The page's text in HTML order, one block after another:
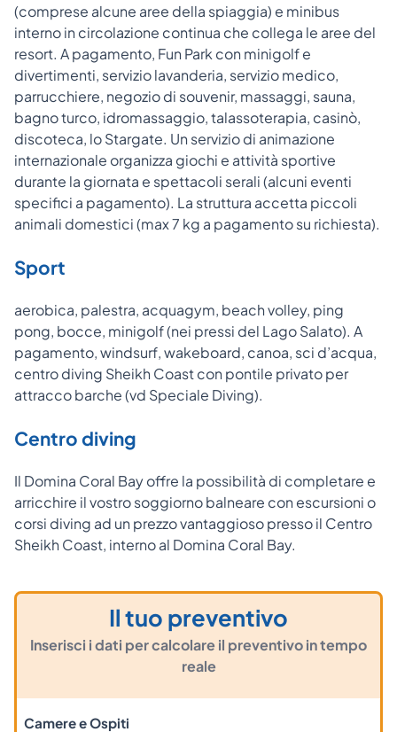
(comprese alcune aree della spiaggia) e minibus
interno in circolazione continua che collega le aree del
resort. A pagamento, Fun Park con minigolf e
divertimenti, servizio lavanderia, servizio medico,
parrucchiere, negozio di souvenir, massaggi, sauna,
bagno turco, idromassaggio, talassoterapia, casinò,
discoteca, lo Stargate. Un servizio di animazione
internazionale organizza giochi e attività sportive
durante la giornata e spettacoli serali (alcuni eventi
specifici a pagamento). La struttura accetta piccoli
animali domestici (max 7 kg a pagamento su richiesta).
Sport
aerobica, palestra, acquagym, beach volley, ping
pong, bocce, minigolf (nei pressi del Lago Salato). A
pagamento, windsurf, wakeboard, canoa, sci d’acqua,
centro diving Sheikh Coast con pontile privato per
attracco barche (vd Speciale Diving).
Centro diving
Il Domina Coral Bay offre la possibilità di completare e
arricchire il vostro soggiorno balneare con escursioni o
corsi diving ad un prezzo vantaggioso presso il Centro
Sheikh Coast, interno al Domina Coral Bay.
Il tuo preventivo
Inserisci i dati per calcolare il preventivo in tempo
reale
Camere e Ospiti